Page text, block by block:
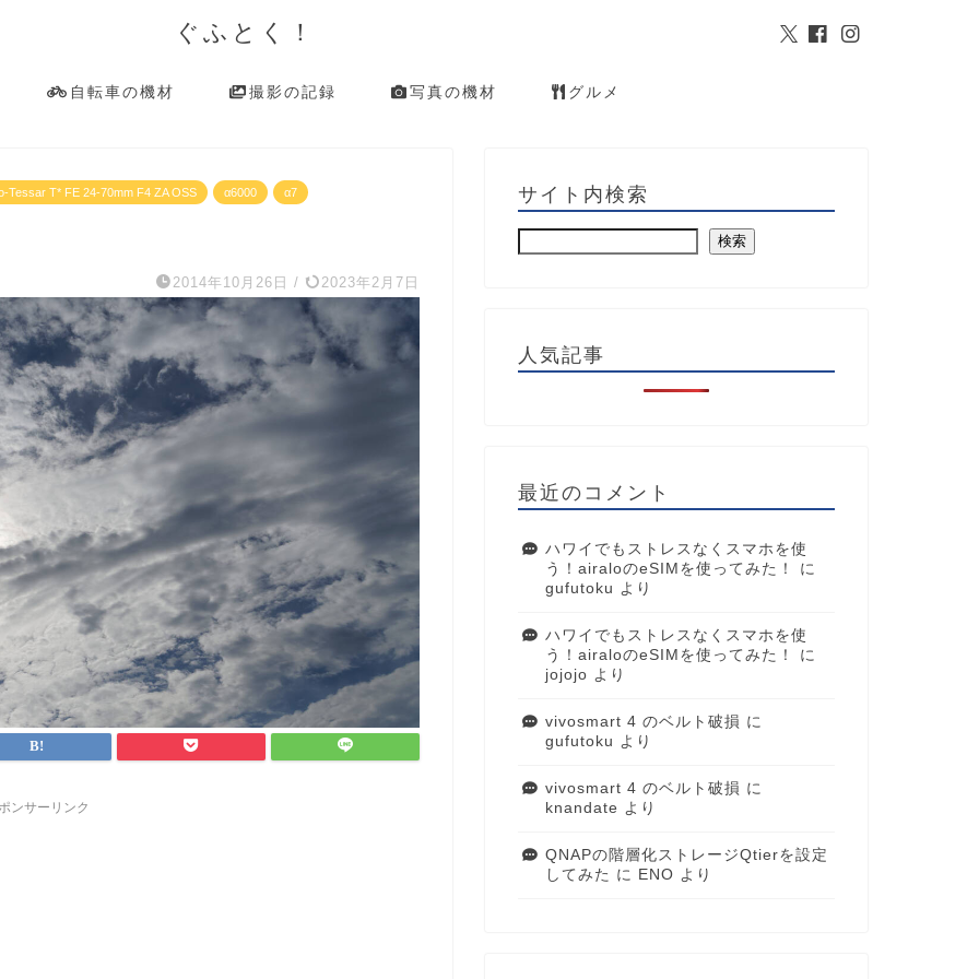
ぐふとく！
自転車の機材 撮影の記録 写真の機材 グルメ
Tessar T* FE 24-70mm F4 ZA OSS α6000 α7
2014年10月26日 / 2023年2月7日
ンサーリンク
サイト内検索
検索
人気記事
最近のコメント
ハワイでもストレスなくスマホを使
う！airaloのeSIMを使ってみた！
に
gufutoku より
ハワイでもストレスなくスマホを使
う！airaloのeSIMを使ってみた！
に
jojojo より
vivosmart 4 のベルト破損 に
gufutoku より
vivosmart 4 のベルト破損 に
knandate より
QNAPの階層化ストレージQtierを設定
してみた に ENO より